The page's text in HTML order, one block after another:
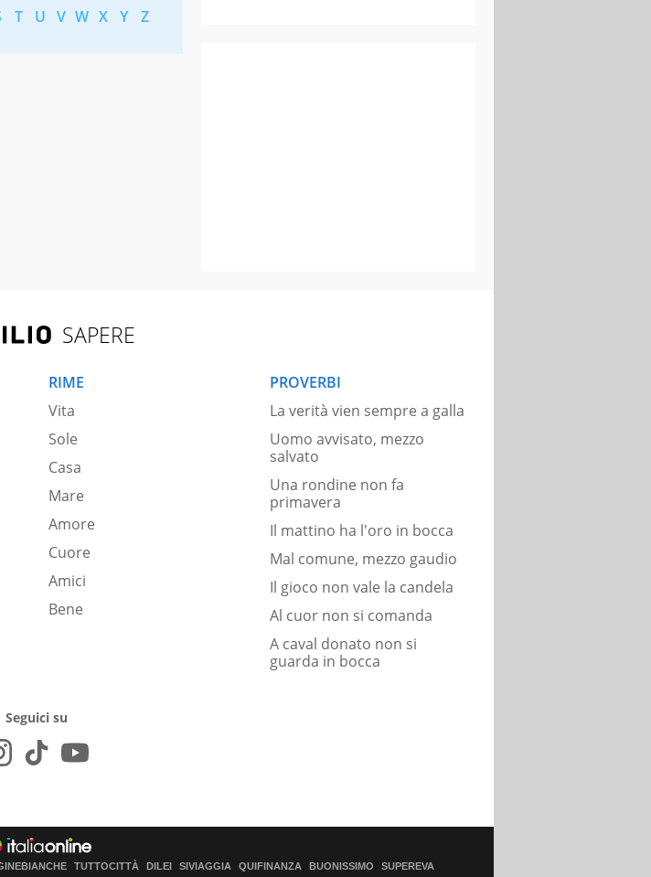
T U V W X Y Z
SAPERE
RIME
Vita
Sole
Casa
Mare
Amore
Cuore
Amici
Bene
PROVERBI
La verità vien sempre a galla
Uomo avvisato, mezzo
salvato
Una rondine non fa
primavera
Il mattino ha l'oro in bocca
Mal comune, mezzo gaudio
Il gioco non vale la candela
Al cuor non si comanda
A caval donato non si
guarda in bocca
Seguici su
TUTTOCITTÀ DILEI SIVIAGGIA QUIFINANZA BUONISSIMO SUPEREVA